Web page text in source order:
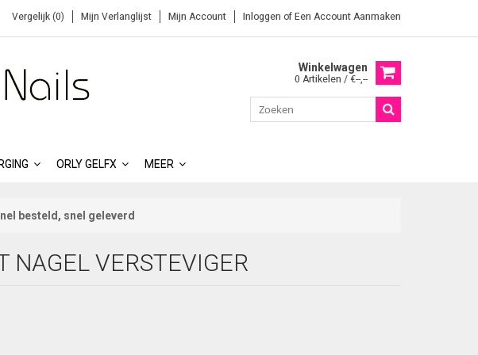
Vergelijk (0) Mijn Verlanglijst Mijn Account Inloggen of Een Account Aanmaken
Winkelwagen
0 Artikelen / €--,--
ORLY GELFX MEER
besteld, snel geleverd
NAGEL VERSTEVIGER